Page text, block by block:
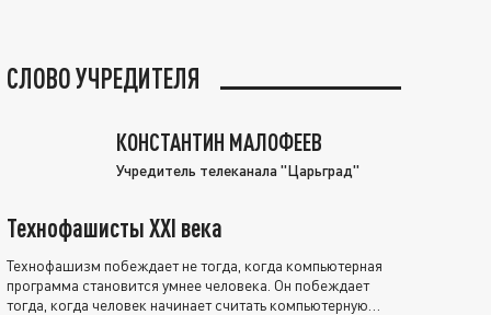
СЛОВО УЧРЕДИТЕЛЯ
КОНСТАНТИН МАЛОФЕЕВ
Учредитель телеканала "Царьград"
Технофашисты XXI века
Технофашизм побеждает не тогда, когда компьютерная
программа становится умнее человека. Он побеждает
тогда, когда человек начинает считать компьютерную